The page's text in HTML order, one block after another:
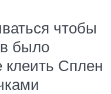
чтобы
было
Сплен